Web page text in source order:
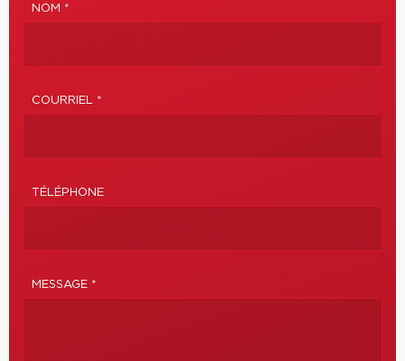
NOM *
COURRIEL *
TÉLÉPHONE
MESSAGE *